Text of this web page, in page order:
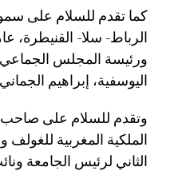
كما تقدم للسلام على
الرباط- سلا- القنيطرة،
ورئيسة المجلس
اليوسفية، إبراهيم
وتقدم للسلام على صاحب
الملكية المغربية
الثاني لرئيس الجامعة